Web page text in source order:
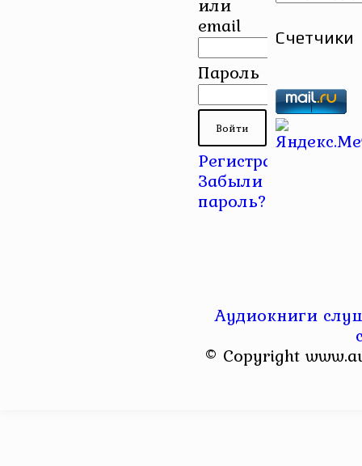
email
Пароль
Регистрация
Забыли
пароль?
Счетчики
Аудиокниги
© Copyright